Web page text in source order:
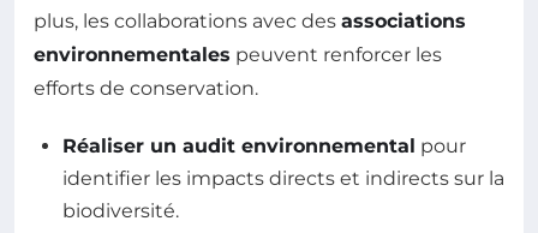
plus, les collaborations avec des associations
environnementales peuvent renforcer les
efforts de conservation.
Réaliser un audit environnemental pour
identifier les impacts directs et indirects sur la
biodiversité.